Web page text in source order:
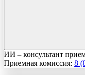
ИИ – консультант
Приемная комиссия: 8